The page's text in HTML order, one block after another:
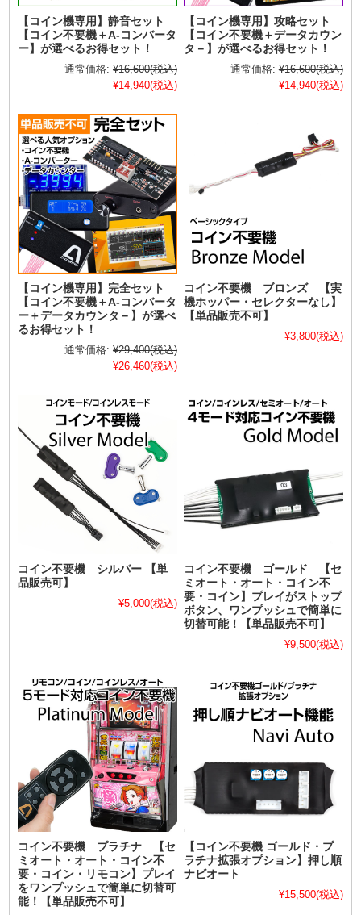
【コイン機専用】静音セット
【コイン不要機＋A-コンバータ
ー】が選べるお得セット！
通常価格: ¥16,600(税込)
¥14,940(税込)
【コイン機専用】攻略セット
【コイン不要機＋データカウン
タ－】が選べるお得セット！
通常価格: ¥16,600(税込)
¥14,940(税込)
【コイン機専用】完全セット
【コイン不要機＋A-コンバータ
ー＋データカウンタ－】が選べ
るお得セット！
通常価格: ¥29,400(税込)
¥26,460(税込)
コイン不要機 ブロンズ 【実
機ホッパー・セレクターなし】
【単品販売不可】
¥3,800(税込)
コイン不要機 シルバー 【単
品販売可】
¥5,000(税込)
コイン不要機 ゴールド 【セ
ミオート・オート・コイン不
要・コイン】プレイがストップ
ボタン、ワンプッシュで簡単に
切替可能！【単品販売不可】
¥9,500(税込)
コイン不要機 プラチナ 【セ
ミオート・オート・コイン不
要・コイン・リモコン】プレイ
をワンプッシュで簡単に切替可
能！【単品販売不可】
【コイン不要機 ゴールド・プ
ラチナ拡張オプション】押し順
ナビオート
¥15,500(税込)